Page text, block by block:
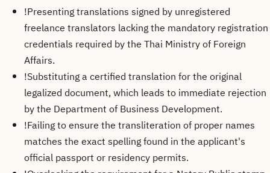
!Presenting translations signed by unregistered
freelance translators lacking the mandatory registration
credentials required by the Thai Ministry of Foreign
Affairs.
!Substituting a certified translation for the original
legalized document, which leads to immediate rejection
by the Department of Business Development.
!Failing to ensure the transliteration of proper names
matches the exact spelling found in the applicant's
official passport or residency permits.